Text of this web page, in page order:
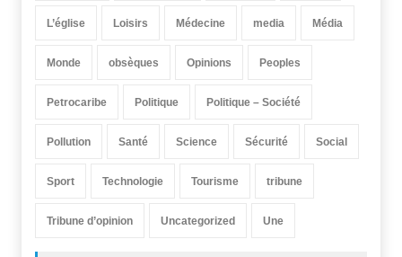
L’église Loisirs Médecine media Média
Monde obsèques Opinions Peoples
Petrocaribe Politique Politique – Société
Pollution Santé Science Sécurité Social
Sport Technologie Tourisme tribune
Tribune d’opinion Uncategorized Une